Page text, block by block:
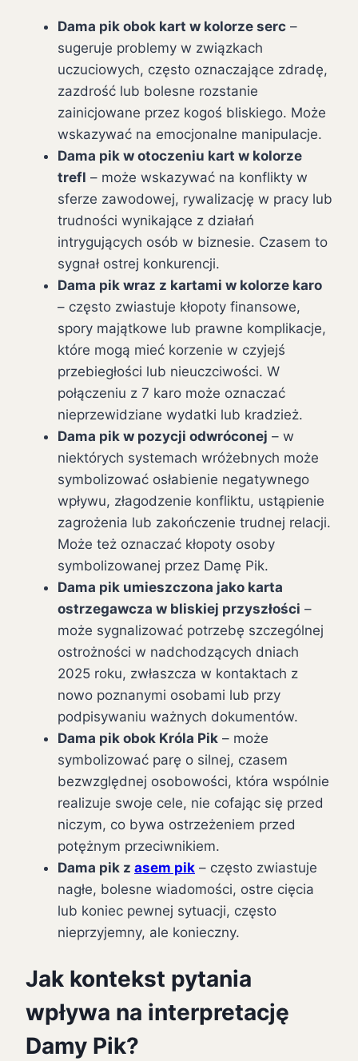
Dama pik obok kart w kolorze serc –
sugeruje problemy w związkach
uczuciowych, często oznaczające zdradę,
zazdrość lub bolesne rozstanie
zainicjowane przez kogoś bliskiego. Może
wskazywać na emocjonalne manipulacje.
Dama pik w otoczeniu kart w kolorze
trefl – może wskazywać na konflikty w
sferze zawodowej, rywalizację w pracy lub
trudności wynikające z działań
intrygujących osób w biznesie. Czasem to
sygnał ostrej konkurencji.
Dama pik wraz z kartami w kolorze karo
– często zwiastuje kłopoty finansowe,
spory majątkowe lub prawne komplikacje,
które mogą mieć korzenie w czyjejś
przebiegłości lub nieuczciwości. W
połączeniu z 7 karo może oznaczać
nieprzewidziane wydatki lub kradzież.
Dama pik w pozycji odwróconej – w
niektórych systemach wróżebnych może
symbolizować osłabienie negatywnego
wpływu, złagodzenie konfliktu, ustąpienie
zagrożenia lub zakończenie trudnej relacji.
Może też oznaczać kłopoty osoby
symbolizowanej przez Damę Pik.
Dama pik umieszczona jako karta
ostrzegawcza w bliskiej przyszłości –
może sygnalizować potrzebę szczególnej
ostrożności w nadchodzących dniach
2025 roku, zwłaszcza w kontaktach z
nowo poznanymi osobami lub przy
podpisywaniu ważnych dokumentów.
Dama pik obok Króla Pik – może
symbolizować parę o silnej, czasem
bezwzględnej osobowości, która wspólnie
realizuje swoje cele, nie cofając się przed
niczym, co bywa ostrzeżeniem przed
potężnym przeciwnikiem.
Dama pik z asem pik – często zwiastuje
nagłe, bolesne wiadomości, ostre cięcia
lub koniec pewnej sytuacji, często
nieprzyjemny, ale konieczny.
Jak kontekst pytania
wpływa na interpretację
Damy Pik?